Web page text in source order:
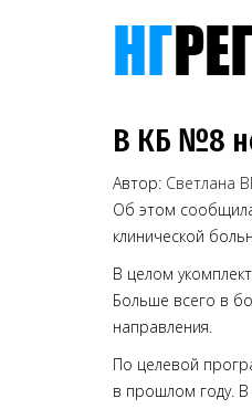
В КБ №8
Автор: Светлана
Об этом
клинической
В целом
Больше всего в
направления.
По целевой
в прошлом году.